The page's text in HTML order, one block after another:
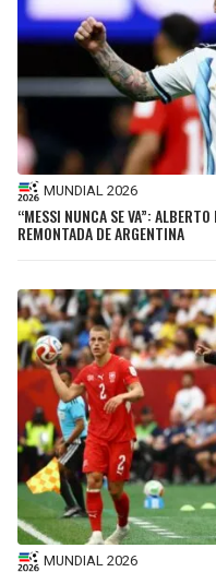
MUNDIAL 2026
“MESSI NUNCA SE VA”:
REMONTADA DE ARGENTINA
MUNDIAL 2026